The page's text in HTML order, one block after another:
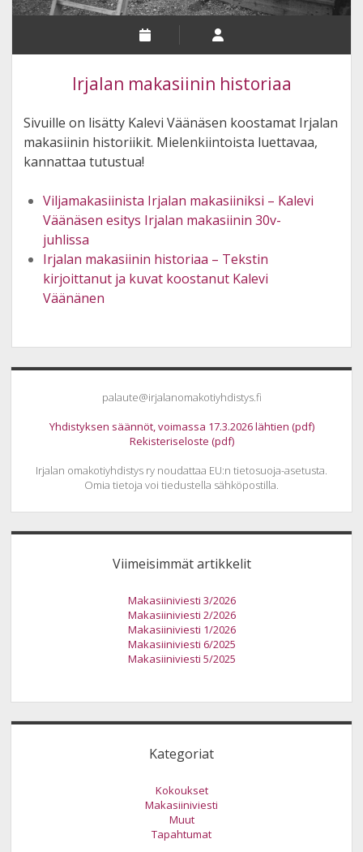
Irjalan makasiinin historiaa
Sivuille on lisätty Kalevi Väänäsen koostamat Irjalan
makasiinin historiikit. Mielenkiintoista luettavaa,
kannattaa tutustua!
Viljamakasiinista Irjalan makasiiniksi – Kalevi
Väänäsen esitys Irjalan makasiinin 30v-
juhlissa
Irjalan makasiinin historiaa – Tekstin
kirjoittanut ja kuvat koostanut Kalevi
Väänänen
Sidebar
palaute@irjalanomakotiyhdistys.fi
Yhdistyksen säännöt, voimassa 17.3.2026 lähtien (pdf)
Rekisteriseloste (pdf)
Irjalan omakotiyhdistys ry noudattaa EU:n tietosuoja-asetusta.
Omia tietoja voi tiedustella sähköpostilla.
Viimeisimmät artikkelit
Makasiiniviesti 3/2026
Makasiiniviesti 2/2026
Makasiiniviesti 1/2026
Makasiiniviesti 6/2025
Makasiiniviesti 5/2025
Kategoriat
Kokoukset
Makasiiniviesti
Muut
Tapahtumat